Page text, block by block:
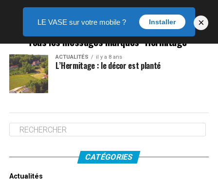
Tous les messages marqués "Hermitage"
ACTUALITÉS il y a 8 ans
L’Hermitage : le décor est planté
CATÉGORIES
Actualités
LE VASE sur votre mobile ? Installer ×